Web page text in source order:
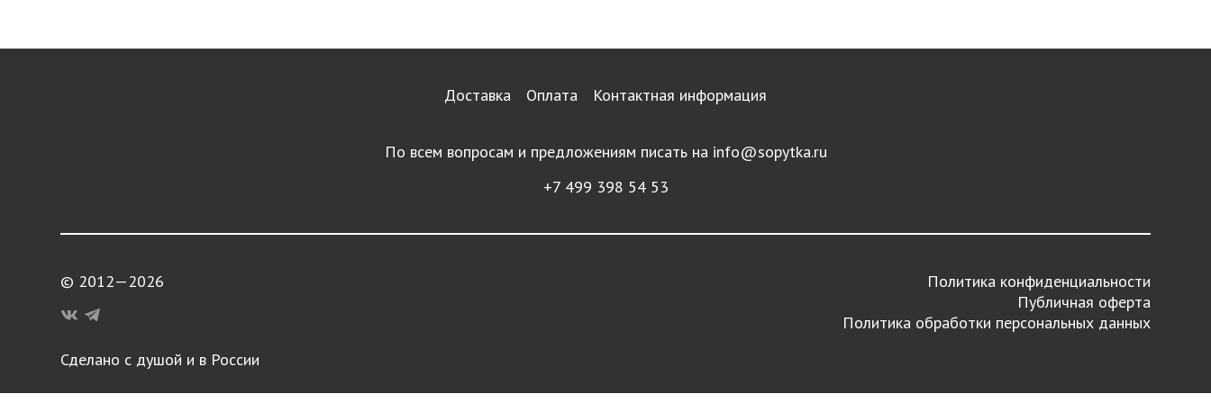
Доставка Оплата Контактная информация
По всем вопросам и предложениям писать на info@sopytka.ru
+7 499 398 54 53
© 2012—2026
Сделано с душой и в России
Политика конфиденциальности
Публичная оферта
Политика обработки персональных данных